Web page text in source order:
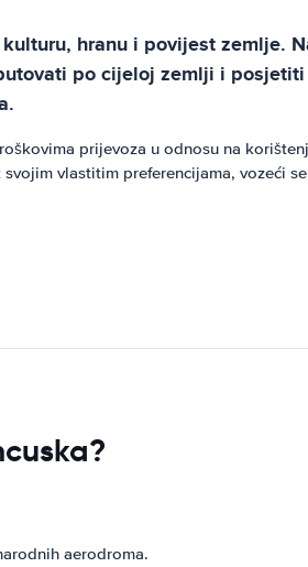
hranu i povijest zemlje.
po cijeloj zemlji i
prijevoza u odnosu na
vlastitim preferencijama, vozeći
aerodroma.